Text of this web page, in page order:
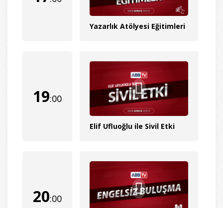
Yazarlık Atölyesi Eğitimleri
19:00
Elif Ufluoğlu ile Sivil Etki
20:00